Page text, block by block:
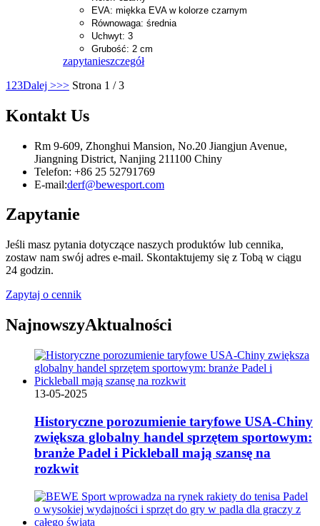
EVA: miękka EVA w kolorze czarnym
Równowaga: średnia
Uchwyt: 3
Grubość: 2 cm
zapytanieszczegół
1 23Dalej >>> Strona 1 / 3
Kontakt Us
Rm 9-609, Zhonghui Mansion, No.20 Jiangjun Avenue,
Jiangning District, Nanjing 211100 Chiny
Telefon: +86 25 52791769
E-mail:derf@bewesport.com
Zapytanie
Jeśli masz pytania dotyczące naszych produktów lub cennika,
zostaw nam swój adres e-mail. Skontaktujemy się z Tobą w ciągu
24 godzin.
Zapytaj o cennik
NajnowszyAktualności
13-05-2025
Historyczne porozumienie taryfowe USA-Chiny
zwiększa globalny handel sprzętem sportowym:
branże Padel i Pickleball mają szansę na
rozkwit